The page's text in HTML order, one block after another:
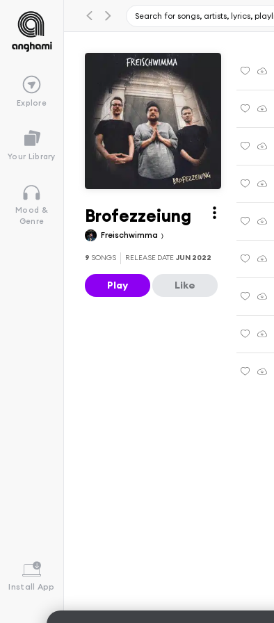
Explore
Your Library
Mood &
Genre
Install App
Brofezzeiung
Freischwimma
9 SONGS RELEASE DATE JUN 2022
Play Like